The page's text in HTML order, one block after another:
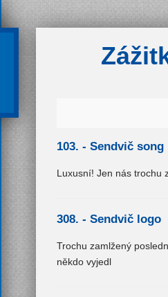
103. - Sendvič song
Luxusní! Jen nás trochu
308. - Sendvič logo
Trochu zamlžený
někdo vyjedl